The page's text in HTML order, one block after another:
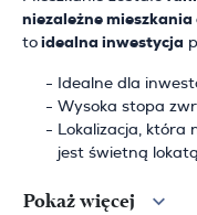
niezależne
to idealna inwestycja
Idealne dla
Wysoka stopa
Lokalizacja,
jest świetną lokatą
Pokaż więcej